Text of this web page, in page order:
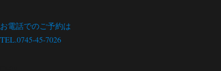
お電話でのご予約は
TEL.0745-45-7026